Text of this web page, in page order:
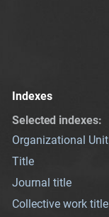
Indexes
Selected indexes:
Organizational Unit
Title
Journal title
Collective work title